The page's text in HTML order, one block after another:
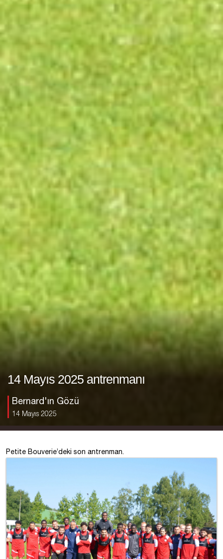
14 Mayıs 2025 antrenmanı
Bernard'ın Gözü
14 Mayıs 2025
Petite Bouverie’deki son antrenman.